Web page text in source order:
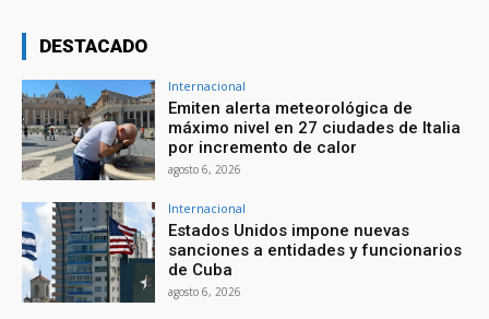
DESTACADO
Internacional
Emiten alerta meteorológica de
máximo nivel en 27 ciudades de Italia
por incremento de calor
agosto 6, 2026
Internacional
Estados Unidos impone nuevas
sanciones a entidades y funcionarios
de Cuba
agosto 6, 2026